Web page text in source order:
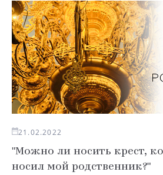
21.02.2022
"Можно ли носить крест,
носил мой родственник?"